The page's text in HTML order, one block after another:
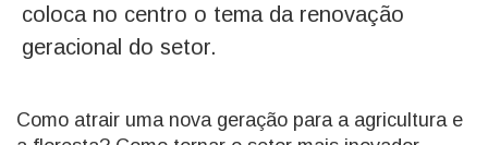
coloca no centro o tema da renovação
geracional do setor.
Como atrair uma nova geração para a agricultura e